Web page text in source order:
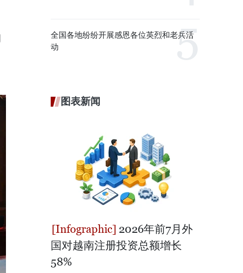
全国各地纷纷开展感恩各位英烈和老兵活
动
图表新闻
2026年前7月外
国对越南注册投资总额增长
58%